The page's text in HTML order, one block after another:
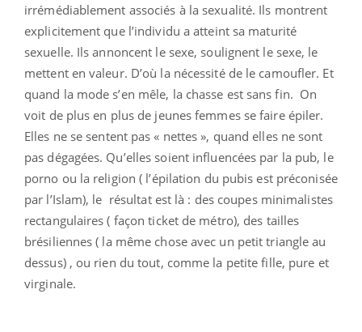
irrémédiablement associés à la sexualité. Ils montrent
explicitement que l’individu a atteint sa maturité
sexuelle. Ils annoncent le sexe, soulignent le sexe, le
mettent en valeur. D’où la nécessité de le camoufler. Et
quand la mode s’en mêle, la chasse est sans fin. On
voit de plus en plus de jeunes femmes se faire épiler.
Elles ne se sentent pas « nettes », quand elles ne sont
pas dégagées. Qu’elles soient influencées par la pub, le
porno ou la religion ( l’épilation du pubis est préconisée
par l’Islam), le résultat est là : des coupes minimalistes
rectangulaires ( façon ticket de métro), des tailles
brésiliennes ( la même chose avec un petit triangle au
dessus) , ou rien du tout, comme la petite fille, pure et
virginale.